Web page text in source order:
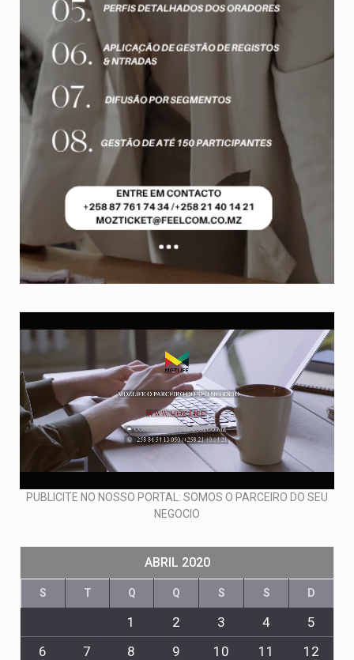
PUBLICITE NO NOSSO PORTAL: SOMOS O PARCEIRO DO SEU
NEGOCIO
ABRIL 2020
S T Q Q S S D
1 2 3 4
5
6
7 8 9 10 11
12